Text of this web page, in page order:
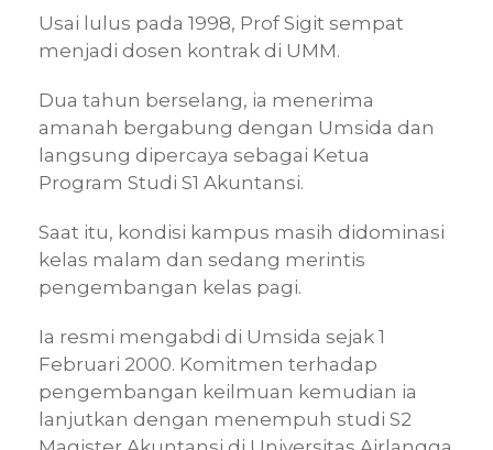
Usai lulus pada 1998, Prof Sigit sempat
menjadi dosen kontrak di UMM.
Dua tahun berselang, ia menerima
amanah bergabung dengan Umsida dan
langsung dipercaya sebagai Ketua
Program Studi S1 Akuntansi.
Saat itu, kondisi kampus masih didominasi
kelas malam dan sedang merintis
pengembangan kelas pagi.
Ia resmi mengabdi di Umsida sejak 1
Februari 2000. Komitmen terhadap
pengembangan keilmuan kemudian ia
lanjutkan dengan menempuh studi S2